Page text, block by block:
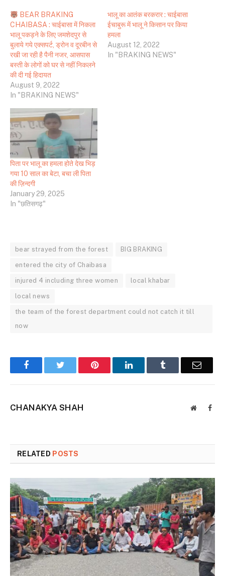
BEAR BRAKING
CHAIBASA : चाईबासा में निकला
भालू पकड़ने के लिए जमशेदपुर से
बुलाये गये एक्सपर्ट, ड्रोन व दूरबीन से
रखी जा रही है पैनी नजर, आसपास
बस्ती के लोगों को घर से नहीं निकलने
की दी गई हिदायत
August 9, 2022
In "BRAKING NEWS"
भालू का आतंक बरकरार : चाईबासा
ईचाबुरू में भालू ने किसान पर किया
हमला
August 12, 2022
In "BRAKING NEWS"
पिता पर भालू का हमला होते देख भिड़
गया 10 साल का बेटा, बचा ली पिता
की ज़िन्दगी
January 29, 2025
In "छतिसगढ़"
bear strayed from the forest BIG BRAKING
entered the city of Chaibasa
injured 4 including three women local khabar
local news
the team of the forest department could not catch it till
now
FacebookTwitter Pinterest LinkedInTumblr Email
CHANAKYA SHAH Website
RELATED POSTS